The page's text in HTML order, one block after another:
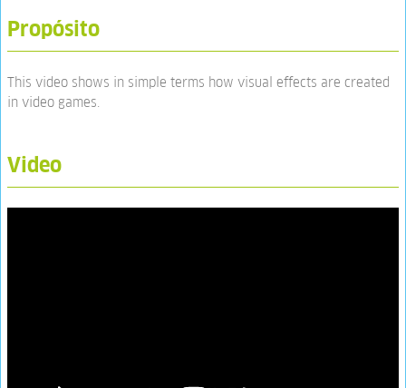
Propósito
This video shows in simple terms how visual effects are created
in video games.
Video